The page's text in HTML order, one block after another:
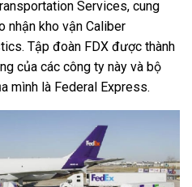
Services, cung
nhận kho vận Caliber
Tập đoàn FDX được thành
của các công ty này và bộ
mình là Federal Express.